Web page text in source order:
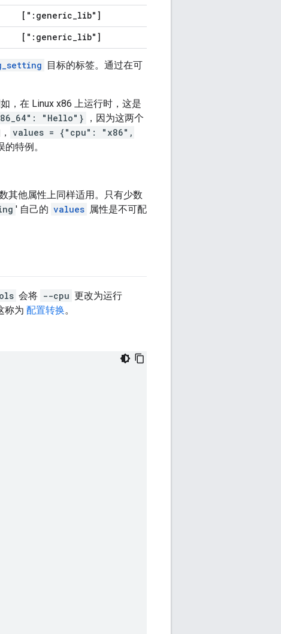
[":generic_lib"]
[":generic_lib"]
目标的标签。通过在可
，在 Linux x86 上运行时，这是
"Hello"}
，因为这两个
values = {"cpu": "x86",
特例。
其他属性上同样适用。只有少数
' 自己的 values 属性是不可配
会将 --cpu 更改为运行
称为 配置转换。